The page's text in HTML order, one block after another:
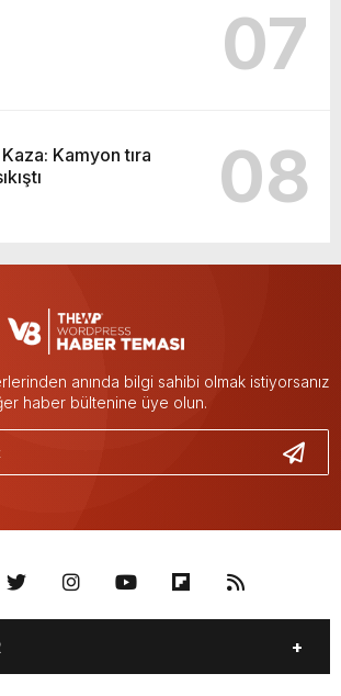
07
Kamyon tıra
08
anında bilgi sahibi olmak istiyorsanız
haber bültenine üye olun.